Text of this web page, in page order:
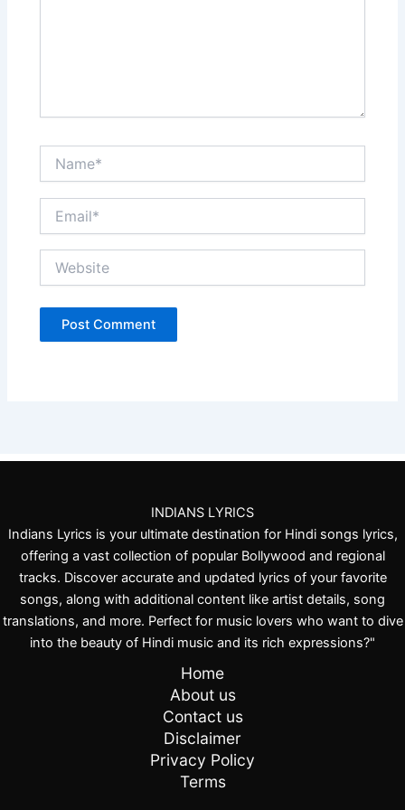
INDIANS LYRICS
Indians Lyrics is your ultimate destination for Hindi songs lyrics,
offering a vast collection of popular Bollywood and regional
tracks. Discover accurate and updated lyrics of your favorite
songs, along with additional content like artist details, song
translations, and more. Perfect for music lovers who want to dive
into the beauty of Hindi music and its rich expressions?"
Home
About us
Contact us
Disclaimer
Privacy Policy
Terms